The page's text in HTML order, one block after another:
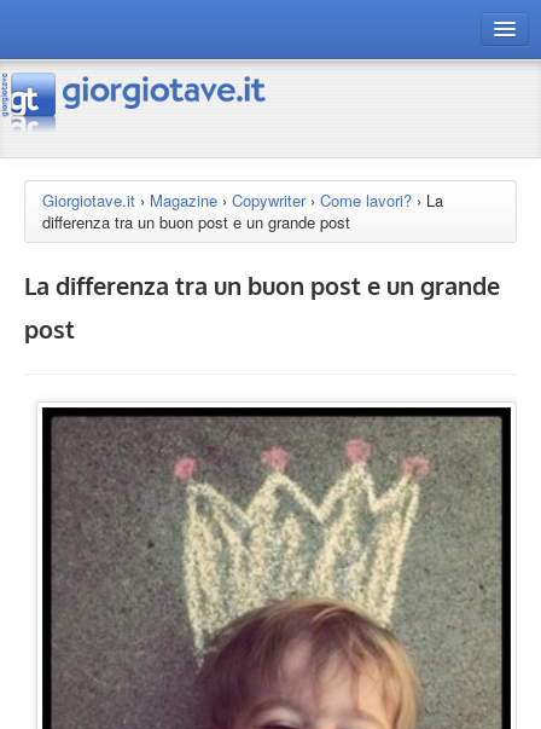
connect gt
risorse
Chi siamo
Giorgiotave.it › Magazine › Copywriter› Come lavori? › La
differenza tra un buon post e un grande post
La differenza tra un buon post e un grande
post